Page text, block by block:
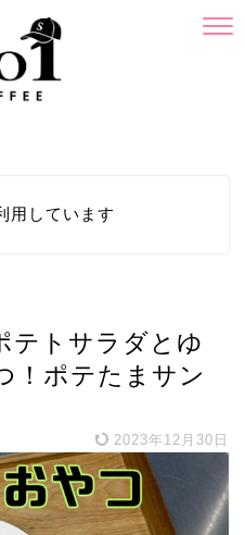
用しています
テトサラダとゆ
！ポテたまサン
2023年12月30日